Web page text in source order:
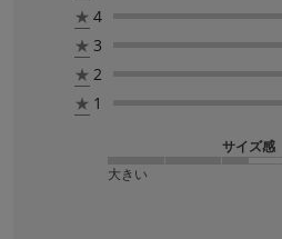
★ 4
★ 3
★ 2
★ 1
サイズ感
大きい